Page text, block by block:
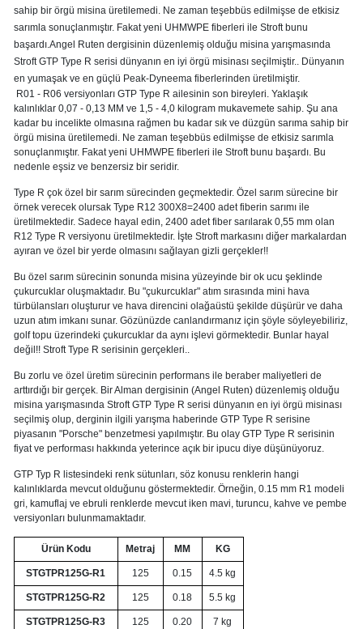
sahip bir örgü misina üretilemedi. Ne zaman teşebbüs edilmişse de etkisiz
sarımla sonuçlanmıştır. Fakat yeni UHMWPE fiberleri ile Stroft bunu
başardı.Angel Ruten dergisinin düzenlemiş olduğu misina yarışmasında
Stroft GTP Type R serisi dünyanın en iyi örgü misinası seçilmiştir.. Dünyanın
en yumaşak ve en güçlü Peak-Dyneema fiberlerinden üretilmiştir.
R01 - R06 versiyonları GTP Type R ailesinin son bireyleri. Yaklaşık
kalınlıklar 0,07 - 0,13 MM ve 1,5 - 4,0 kilogram mukavemete sahip. Şu ana
kadar bu incelikte olmasına rağmen bu kadar sık ve düzgün sarıma sahip bir
örgü misina üretilemedi. Ne zaman teşebbüs edilmişse de etkisiz sarımla
sonuçlanmıştır. Fakat yeni UHMWPE fiberleri ile Stroft bunu başardı. Bu
nedenle eşsiz ve benzersiz bir seridir.
Type R çok özel bir sarım sürecinden geçmektedir. Özel sarım sürecine bir
örnek verecek olursak Type R12 300X8=2400 adet fiberin sarımı ile
üretilmektedir. Sadece hayal edin, 2400 adet fiber sarılarak 0,55 mm olan
R12 Type R versiyonu üretilmektedir. İşte Stroft markasını diğer markalardan
ayıran ve özel bir yerde olmasını sağlayan gizli gerçekler!!
Bu özel sarım sürecinin sonunda misina yüzeyinde bir ok ucu şeklinde
çukurcuklar oluşmaktadır. Bu "çukurcuklar" atım sırasında mini hava
türbülansları oluşturur ve hava direncini olağaüstü şekilde düşürür ve daha
uzun atım imkanı sunar. Gözünüzde canlandırmanız için şöyle söyleyebiliriz,
golf topu üzerindeki çukurcuklar da aynı işlevi görmektedir. Bunlar hayal
değil!! Stroft Type R serisinin gerçekleri..
Bu zorlu ve özel üretim sürecinin performans ile beraber maliyetleri de
arttırdığı bir gerçek. Bir Alman dergisinin (Angel Ruten) düzenlemiş olduğu
misina yarışmasında Stroft GTP Type R serisi dünyanın en iyi örgü misinası
seçilmiş olup, derginin ilgili yarışma haberinde GTP Type R serisine
piyasanın "Porsche" benzetmesi yapılmıştır. Bu olay GTP Type R serisinin
fiyat ve performası hakkında yeterince açık bir ipucu diye düşünüyoruz.
GTP Typ R listesindeki renk sütunları, söz konusu renklerin hangi
kalınlıklarda mevcut olduğunu göstermektedir. Örneğin, 0.15 mm R1 modeli
gri, kamuflaj ve ebruli renklerde mevcut iken mavi, turuncu, kahve ve pembe
versiyonları bulunmamaktadır.
Ürün Kodu Metraj MM KG
STGTPR125G-R1 125 0.15 4.5 kg
STGTPR125G-R2 125 0.18 5.5 kg
STGTPR125G-R3 125 0.20 7 kg